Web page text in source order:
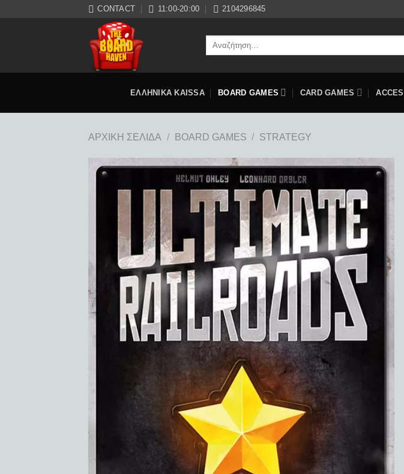
CONTACT 11:00-20:00 2104296845
Αναζήτηση
ΕΛΛΗΝΙΚΑ KAISSA BOARD GAMES CARD GAMES
ΑΡΧΙΚΉ ΣΕΛΊΔΑ / BOARD GAMES / STRATEGY
Add to
wishlist